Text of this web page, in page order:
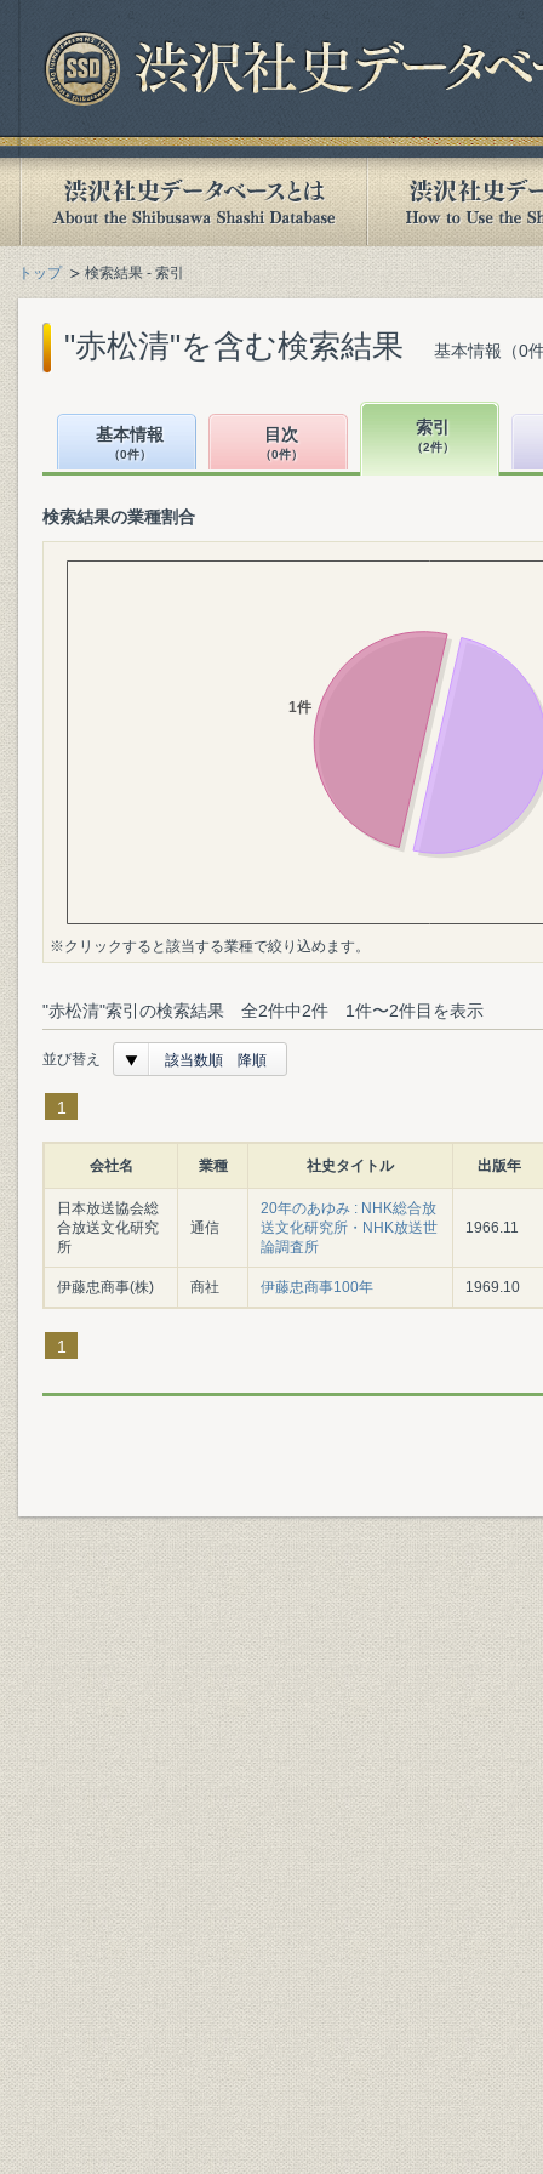
トップ 検索結果 - 索引
"赤松清"を含む検索結果 基本情報（0
基本情報
（0件）
目次
（0件）
索引
（2件）
検索結果の業種割合
※クリックすると該当する業種で絞り込めます。
"赤松清"索引の検索結果 全2件中2件 1件〜2件目を表示
並び替え 該当数順 降順
1
会社名 業種 社史タイトル 出版年
日本放送協会総
合放送文化研究
所
通信
20年のあゆみ : NHK総合放
送文化研究所・NHK放送世
論調査所
1966.11
伊藤忠商事(株) 商社 伊藤忠商事100年 1969.10
1